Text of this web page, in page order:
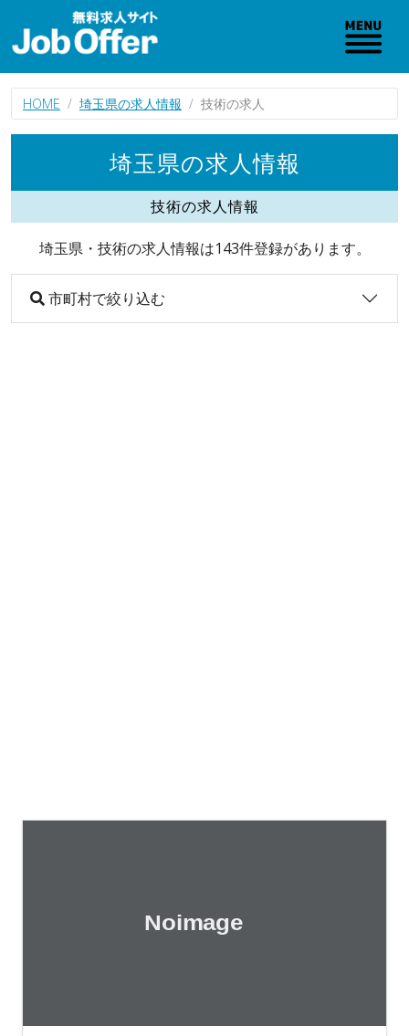
HOME 埼玉県の求人情報 技術の求人
埼玉県の求人情報
技術の求人情報
埼玉県・技術の求人情報は143件登録があります。
市町村で絞り込む